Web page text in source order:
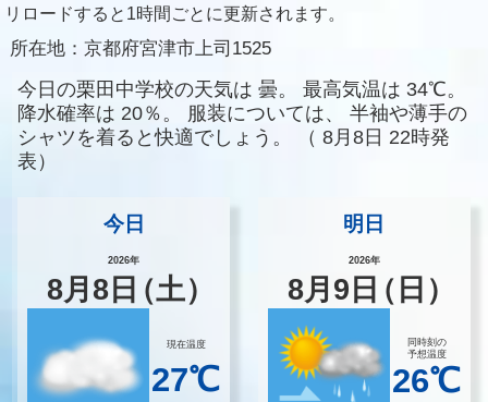
リロードすると1時間ごとに更新されます。
所在地： 京都府宮津市上司1525
今日の栗田中学校の天気は 曇。 最高気温は 34℃。
降水確率は 20％。 服装については、
半袖や薄手の
シャツを着ると快適でしょう。
（ 8月8日 22時発
表）
今日
2026年
8月8 日（土）
現在温度
27℃
明日
2026年
8月 9 日（日）
同時刻の
予想温度
26℃